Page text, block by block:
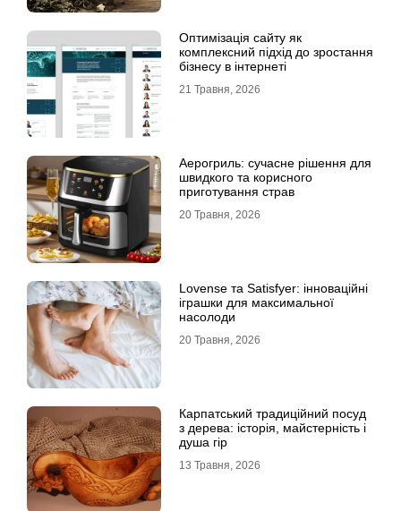
Оптимізація сайту як
комплексний підхід до зростання
бізнесу в інтернеті
21 Травня, 2026
Аерогриль: сучасне рішення для
швидкого та корисного
приготування страв
20 Травня, 2026
Lovense та Satisfyer: інноваційні
іграшки для максимальної
насолоди
20 Травня, 2026
Карпатський традиційний посуд
з дерева: історія, майстерність і
душа гір
13 Травня, 2026